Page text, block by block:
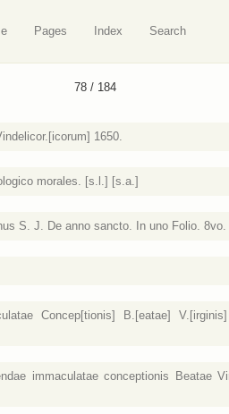
Pages Index Search
78 / 184
1650.
morales. [s.l.] [s.a.]
S. J. De anno sancto. In uno Folio. 8vo.
Concep[tionis] B.[eatae]
immaculatae conceptionis Beatae